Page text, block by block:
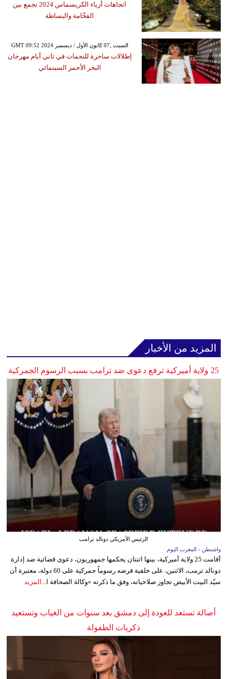
اتجاهات أزياء الكريسماس 2024 تجمع بين
الفخّامة والبساطة
GMT 09:52 2024 السبت ,07 كانون الأول / ديسمبر
إطلالات ساحرة للنجمات في ثاني أيام مهرجان
البحر الأحمر السينمائي
المزيد من الأخبار
25 ولاية أميركية ترفع دعوى ضد ترامب بسبب الرسوم الجمركية
الرئيس الأمريكي دونالد ترامب
واشنطن - المغرب اليوم
أقامت 25 ولاية أميركية، بينها اثنتان يحكمها جمهوريون، دعوى قضائية ضد إدارة
دونالد ترمب، الاثنين، على خلفية فرضه رسوماً جمركية على 60 دولة، معتبرة أن
سيّد البيت الأبيض تجاوز صلاحياته، وفق ما ذكرته «وكالة الصحافة ا... المزيد
أصالة تستعد للعودة إلى دمشق بعد سنوات من الغياب وتستعيد
ذكريات الطفولة